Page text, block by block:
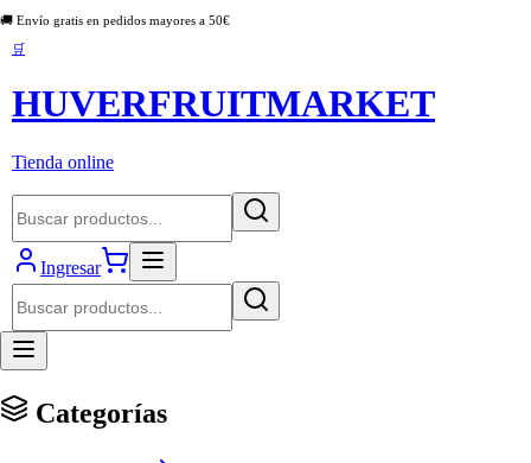
🚚 Envío gratis en pedidos mayores a 50€
🛒
HUVERFRUITMARKET
Tienda online
Ingresar
Categorías